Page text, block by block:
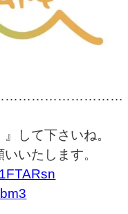
して下さいね。
いたします。